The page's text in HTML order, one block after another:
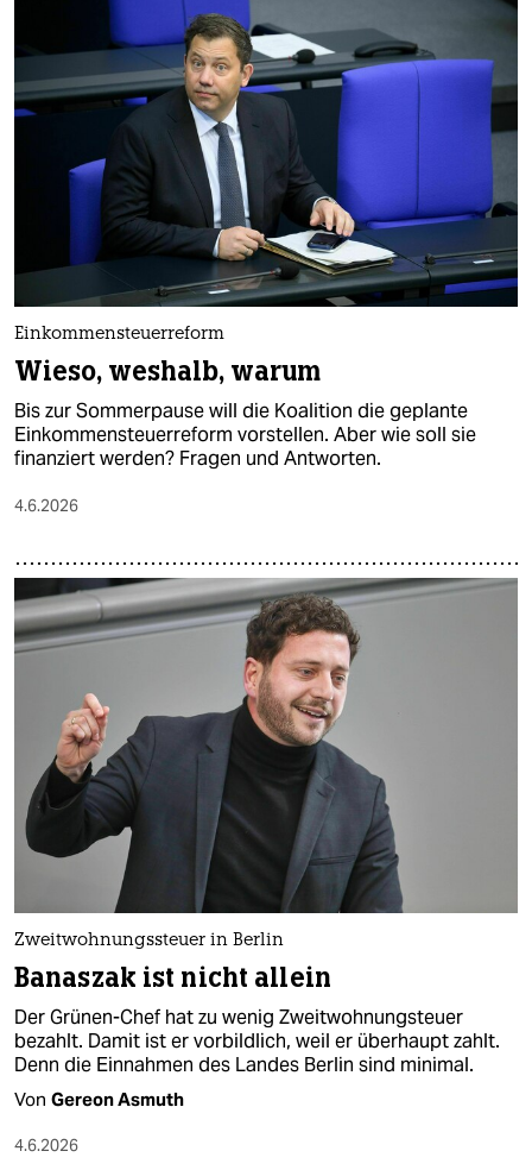
Einkommensteuerreform
Wieso, weshalb, warum
Bis zur Sommerpause will die Koalition die geplante
Einkommensteuerreform vorstellen. Aber wie soll sie
finanziert werden? Fragen und Antworten.
4.6.2026
Zweitwohnungssteuer in Berlin
Banaszak ist nicht allein
Der Grünen-Chef hat zu wenig Zweitwohnungsteuer
bezahlt. Damit ist er vorbildlich, weil er überhaupt zahlt.
Denn die Einnahmen des Landes Berlin sind minimal.
Von Gereon Asmuth
4.6.2026